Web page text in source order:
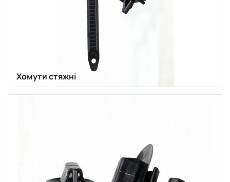
Хомути стяжні